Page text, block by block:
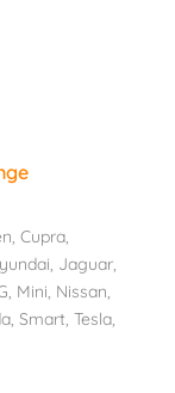
,Cupra,
, Jaguar,
, Mini, Nissan,
,Smart,Tesla,